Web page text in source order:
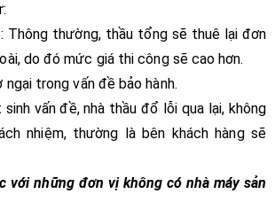
Thông thường, thầu tổng sẽ thuê lại đơn
do đó mức giá thi công sẽ cao hơn.
ngại trong vấn đề bảo hành.
vấn đề, nhà thầu đổ lỗi qua lại, không
nhiệm, thường là bên khách hàng sẽ
với những đơn vị không có nhà máy sản